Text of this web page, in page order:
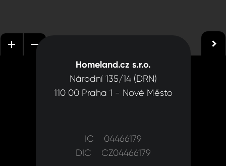
Homeland.cz s.r.o.
Národní 135/14 (DRN)
110 00 Praha 1 - Nové Město
IC 04466179
DIC CZ04466179